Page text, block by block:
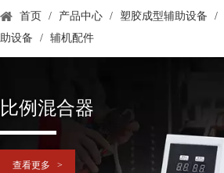
首页 / 产品中心 / 塑胶成型辅助设备 /
助设备
/ 辅机配件
比例混合器
查看更多 >